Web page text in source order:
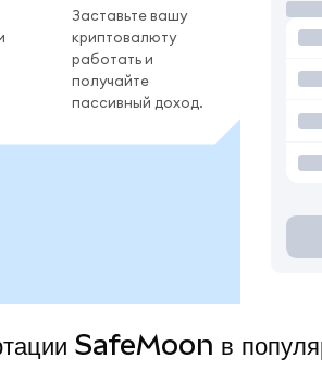
Заставьте вашу
криптовалюту
работать и
получайте
пассивный доход.
SafeMoon в